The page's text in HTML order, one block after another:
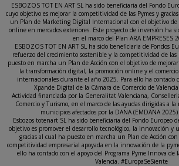
ESBOZOS TOT EN ART SL ha sido beneficiaria del Fondo
cuyo objetivo es mejorar la competitividad de las Pymes y
un Plan de Marketing Digital Internacional con el objetivo de
online en mercados exteriores. Este proyecto de inversión ha
en el marco del Plan ARA EMPRESES
ESBOZOS TOT EN ART SL ha sido beneficiaria de Fondos
refuerzo del crecimiento sostenible y la competitividad de las
puesto en marcha un Plan de Acción con el objetivo de
la transformación digital, la promoción online y el
internacionales durante el año 2025. Para ello ha contado
Xpande Digital de la Cámara de Comercio de
Actividad financiada por la Generalitat Valenciana,
Comercio y Turismo, en el marco de las ayudas dirigidas a la
municipios afectados por la DANA (EMDANA
Esbozos totenart SL ha sido beneficiaria del Fondo Europeo
objetivo es promover el desarrollo tecnológico, la innovación y
gracias al cual ha puesto en marcha un Plan de Acción
competitividad empresarial apoyada en la innovación de la
ello ha contado con el apoyo del Programa Pyme Innova de
Valencia. #EuropaSeSiente